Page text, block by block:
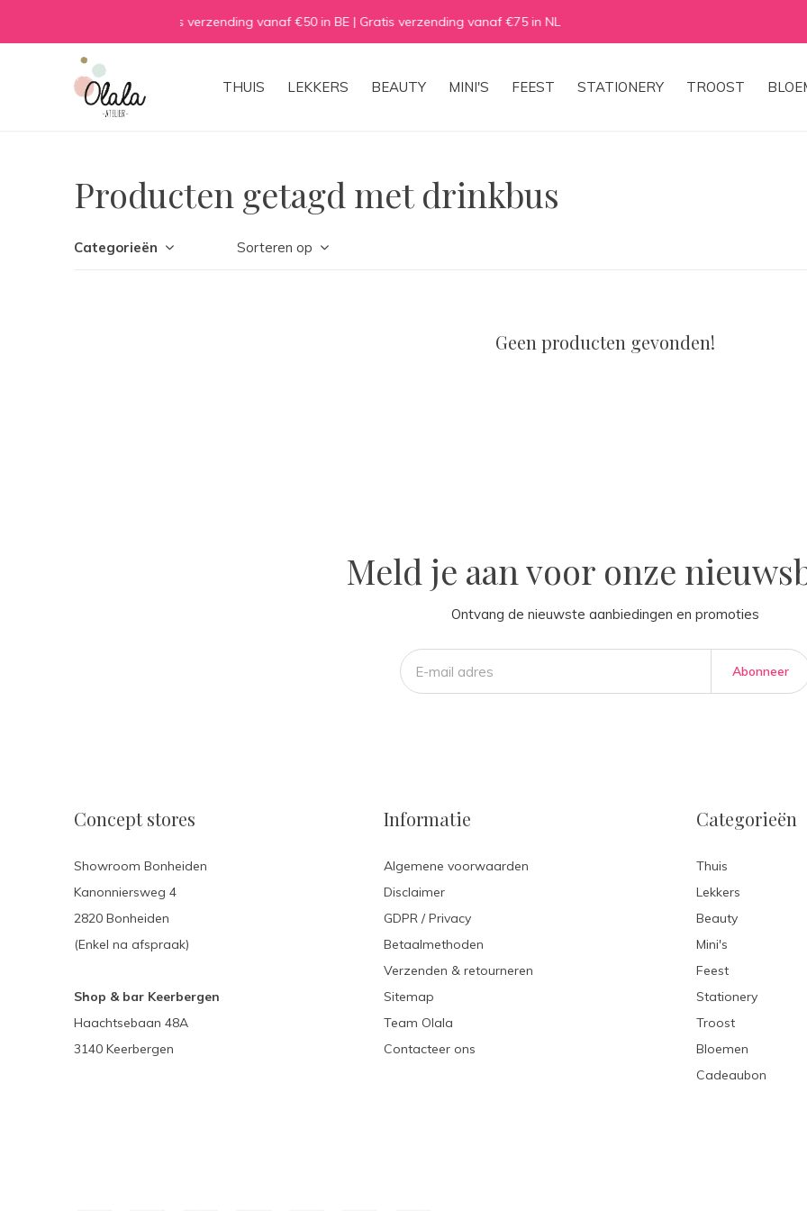
THUIS LEKKERS BEAUTY MINI'S FEEST STATIONERY TROOST
Gratis ophalen in een van onze shops ✓
Producten getagd met drinkbus
Categorieën Sorteren op
Geen producten gevonden!
Meld je aan voor onze
Ontvang de nieuwste aanbiedingen en promoties
Abonneer
Concept stores
Showroom Bonheiden
Kanonniersweg 4
2820 Bonheiden
(Enkel na afspraak)
Shop & bar Keerbergen
Haachtsebaan 48A
3140 Keerbergen
Informatie
Algemene voorwaarden
Disclaimer
GDPR / Privacy
Betaalmethoden
Verzenden & retourneren
Sitemap
Team Olala
Contacteer ons
Categorieën
Thuis
Lekkers
Beauty
Mini's
Feest
Stationery
Troost
Bloemen
Cadeaubon